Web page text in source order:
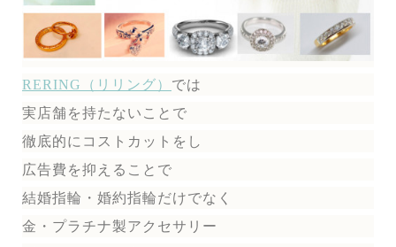
RERING（リリング） では
実店舗を持たないことで
徹底的にコストカットをし
広告費を抑えることで
結婚指輪・婚約指輪だけでなく
金・プラチナ製アクセサリー